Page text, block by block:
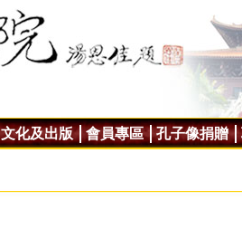
文化及出版 會員專區 孔子像捐贈